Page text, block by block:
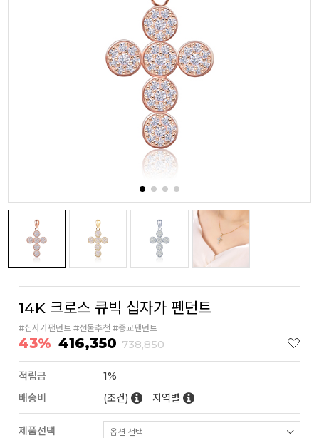
14K 크로스 큐빅 십자가 펜던트
#십자가팬던트 #선물추천 #종교팬던트
43% 416,350 738,850
적립금
1%
배송비
(조건) 지역별
제품선택